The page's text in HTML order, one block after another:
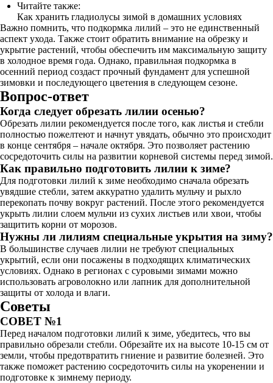
Читайте также:
Как хранить гладиолусы зимой в домашних условиях
Важно помнить, что подкормка лилий – это не единственный
аспект ухода. Также стоит обратить внимание на обрезку и
укрытие растений, чтобы обеспечить им максимальную защиту
в холодное время года. Однако, правильная подкормка в
осенний период создаст прочный фундамент для успешной
зимовки и последующего цветения в следующем сезоне.
Вопрос-ответ
Когда следует обрезать лилии осенью?
Обрезать лилии рекомендуется после того, как листья и стебли
полностью пожелтеют и начнут увядать, обычно это происходит
в конце сентября – начале октября. Это позволяет растению
сосредоточить силы на развитии корневой системы перед зимой.
Как правильно подготовить лилии к зиме?
Для подготовки лилий к зиме необходимо сначала обрезать
увядшие стебли, затем аккуратно удалить мульчу и рыхло
перекопать почву вокруг растений. После этого рекомендуется
укрыть лилии слоем мульчи из сухих листьев или хвои, чтобы
защитить корни от морозов.
Нужны ли лилиям специальные укрытия на зиму?
В большинстве случаев лилии не требуют специальных
укрытий, если они посажены в подходящих климатических
условиях. Однако в регионах с суровыми зимами можно
использовать агроволокно или лапник для дополнительной
защиты от холода и влаги.
Советы
СОВЕТ №1
Перед началом подготовки лилий к зиме, убедитесь, что вы
правильно обрезали стебли. Обрезайте их на высоте 10-15 см от
земли, чтобы предотвратить гниение и развитие болезней. Это
также поможет растению сосредоточить силы на укоренении и
подготовке к зимнему периоду.